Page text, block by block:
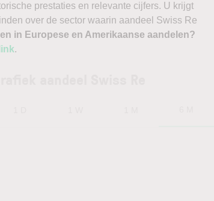
prestaties en relevante cijfers. U krijgt
over de sector waarin aandeel Swiss Re
in Europese en Amerikaanse aandelen?
.